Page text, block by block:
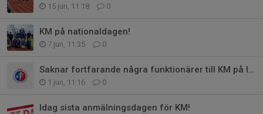
15 jun, 11:18 0
KM på nationaldagen!
7 jun, 11:35 0
Saknar fortfarande några funktionärer till KM på lördag
1 jun, 11:16 0
Idag sista anmälningsdagen för KM!